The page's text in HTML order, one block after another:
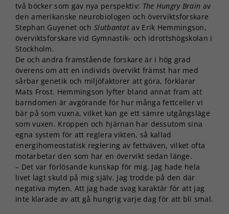
två böcker som gav nya perspektiv: The Hungry Brain av
den amerikanske neurobiologen och överviktsforskare
Stephan Guyenet ochSlutbantat av Erik Hemmingson,
överviktsforskare vid Gymnastik- och idrottshögskolan i
Stockholm.
De och andra framstående forskare är i hög grad
överens om att en individs övervikt främst har med
sårbar genetik och miljöfaktorer att göra, förklarar
Mats Frost. Hemmingson lyfter bland annat fram att
barndomen är avgörande för hur många fettceller vi
bär på som vuxna, vilket kan ge ett sämre utgångsläge
som vuxen. Kroppen och hjärnan har dessutom sina
egna system för att reglera vikten, så kallad
energihomeostatisk reglering av fettväven, vilket ofta
motarbetar den som har en övervikt sedan länge.
– Det var förlösande kunskap för mig. Jag hade hela
livet lagt skuld på mig själv. Jag trodde på den där
negativa myten. Att jag hade svag karaktär för att jag
inte klarade av att gå hungrig varje dag för att bli smal.